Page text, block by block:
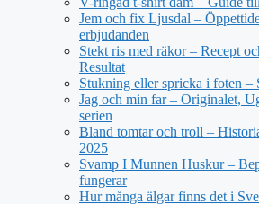
Jem och fix Ljusdal –
erbjudanden
Stekt ris med räkor – Recept
Resultat
Stukning eller spricka i foten –
Jag och min far – Originalet,
serien
Bland tomtar och troll –
2025
Svamp I Munnen Huskur –
fungerar
Hur många älgar finns det i